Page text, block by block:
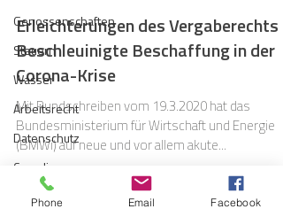
Genossenschaften
Steuern
Wasser
Arbeitsrecht
Datenschutz
Compliance
Gas
Erleichterungen des Vergaberechts -
Beschleuinigte Beschaffung in der
Corona-Krise
Mit Rundschreiben vom 19.3.2020 hat das
Bundesministerium für Wirtschaft und Energie
(BMWi) auf neue und vor allem akute...
Phone Email Facebook